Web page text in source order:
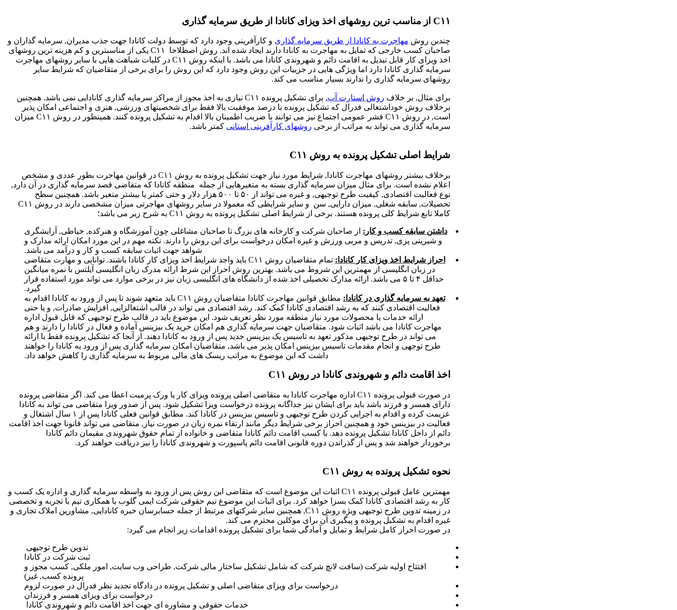
C۱۱ از مناسب ترین روشهای اخذ ویزای کانادا از طریق سرمایه گذاری
چندین روش مهاجرت به کانادا از طریق سرمایه گذاری و کارآفرینی وجود دارد که توسط دولت کانادا جهت جذب مدیران, سرمایه گذاران و
صاحبان کسب خارجی که تمایل به مهاجرت به کانادا دارند ایجاد شده اند. روش اصطلاحا C۱۱ یکی از مناسبترین و کم هزینه ترین روشهای
اخذ ویزای کار قابل تبدیل به اقامت دائم و شهروندی کانادا می باشد. با اینکه روش C۱۱ در کلیات شباهت هایی با سایر روشهای مهاجرت
سرمایه گذاری کانادا دارد اما ویژگی هایی در جزییات این روش وجود دارد که این روش را برای برخی از متقاضیان که شرایط سایر
روشهای سرمایه گذاری را ندارند بسیار مناسب می کند.
برای مثال, بر خلاف روش استارت آپ
, برای تشکیل پرونده C۱۱ نیازی به اخذ مجوز از مراکز سرمایه گذاری کانادایی نمی باشد. همچنین
برخلاف روش خوداشتغالی فدرال که تشکیل پرونده با درصد موفقیت بالا فقط برای شخصیتهای ورزشی, هنری و اجتماعی امکان پذیر
است, در روش C۱۱ قشر عمومی اجتماع نیز می توانند با ضریب اطمینان بالا اقدام به تشکیل پرونده کنند. همینطور در روش C۱۱ میزان
سرمایه گذاری می تواند به مراتب از برخی روشهای کارآفرینی استانی کمتر باشد.
شرایط اصلی تشکیل پرونده به روش C۱۱
برخلاف بیشتر روشهای مهاجرت کانادا, شرایط مورد نیاز جهت تشکیل پرونده به روش C۱۱ در قوانین مهاجرت بطور عددی و مشخص
اعلام نشده است. برای مثال میزان سرمایه گذاری بسته به متغیرهایی از جمله منطقه کانادا که متقاضی قصد سرمایه گذاری در آن دارد,
نوع فعالیت اقتصادی, کیفیت طرح توجیهی, و غیره می تواند از ۵۰ تا ۵۰۰ هزار دلار و حتی کمتر یا بیشتر متغیر باشد. همچنین سطح
تحصیلات, سابقه شغلی, میزان دارایی, سن و سایر شرایطی که معمولا در سایر روشهای مهاجرتی میزان مشخصی دارند در روش C۱۱
کاملا تابع شرایط کلی پرونده هستند. برخی از شرایط اصلی تشکیل پرونده به روش C۱۱ به شرح زیر می باشد؛
داشتن سابقه کسب و کار: از صاحبان شرکت و کارخانه های بزرگ تا صاحبان مشاغلی چون آموزشگاه و هنرکده, خیاطی, آرایشگری
و شیرینی پزی, تدریس و مربی ورزش و غیره امکان درخواست برای این روش را دارند. نکته مهم در این مورد امکان ارائه مدارک و
شواهد جهت اثبات سابقه کسب و کار و درآمد می باشد.
احراز شرایط اخذ ویزای کار کانادا:
تمام متقاضیان روش C۱۱ باید واجد شرایط اخذ ویزای کار کانادا باشند. توانایی و مهارت متقاضی
در زبان انگلیسی از مهمترین این شروط می باشد. بهترین روش احراز این شرط ارائه مدرک زبان انگلیسی آیلتس با نمره میانگین
حداقل ۴ تا ۵ می باشد. ارائه مدارک تحصیلی اخذ شده از دانشگاه های انگلیسی زبان نیز در برخی موارد می تواند مورد استفاده قرار
گیرد.
تعهد به سرمایه گذاری در کانادا:
مطابق قوانین مهاجرت کانادا متقاضیان روش C۱۱ باید متعهد شوند تا پس از ورود به کانادا اقدام به
فعالیت اقتصادی کنند که به رشد اقتصادی کانادا کمک کند. رشد اقتصادی می تواند در قالب اشتغالزایی, افزایش صادرات, و یا حتی
ارائه خدمات یا محصولات مورد نیاز منطقه مورد نظر تعریف شود. این موضوع باید در قالب طرح توجیهی که قابل قبول اداره
مهاجرت کانادا می باشد اثبات شود. متقاضیان جهت سرمایه گذاری هم امکان خرید یک بیزینس آماده و فعال در کانادا را دارند و هم
می تواند در طرح توجیهی مذکور تعهد به تاسیس یک بیزینس جدید پس از ورود به کانادا دهند. از آنجا که تشکیل پرونده فقط با ارائه
طرح توجهی و انجام مقدمات تاسیس بیزینس امکان پذیر می باشد, متقاضیان امکان سرمایه گذاری پس از ورود به کانادا را خواهند
داشت که این موضوع به مراتب ریسک های مالی مربوط به سرمایه گذاری را کاهش خواهد داد.
اخذ اقامت دائم و شهروندی کانادا در روش C۱۱
در صورت قبولی پرونده C۱۱ اداره مهاجرت کانادا به متقاضی اصلی پرونده ویزای کار یا ورک پرمیت اعطا می کند. اگر متقاضی پرونده
دارای همسر و فرزند باشد باید برای ایشان نیز جداگانه پرونده درخواست ویزا تشکیل شود. پس از صدور ویزا متقاضی می تواند به کانادا
عزیمت کرده و اقدام به اجرایی کردن طرح توجیهی و تاسیس بیزینس در کانادا کند. مطابق قوانین فعلی کانادا پس از ۱ سال اشتغال و
فعالیت در بیزینس خود و همچنین احراز برخی شرایط دیگر مانند ارتقاء نمره زبان در صورت نیاز, متقاضی می تواند قانونا جهت اخذ اقامت
دائم از داخل کانادا تشکیل پرونده دهد. با کسب اقامت دائم کانادا متقاضی و خانواده از تمام حقوق شهروندی مقیمان دائم کانادا
برخوردار خواهند شد و پس از گذراندن دوره قانونی اقامت دائم پاسپورت و شهروندی کانادا را نیز دریافت خواهند کرد.
نحوه تشکیل پرونده به روش C۱۱
مهمترین عامل قبولی پرونده C۱۱ اثبات این موضوع است که متقاضی این روش پس از ورود به واسطه سرمایه گذاری و اداره یک کسب و
کار به رشد اقتصادی کانادا کمک بسزا خواهد کرد. برای اثبات این موضوع تیم حقوقی شرکت ایمی گلوب با همکاری تیم با تجربه و تخصصی
در زمینه تدوین طرح توجیهی ویژه روش C۱۱, همچنین سایر شرکتهای مرتبط از جمله حسابرسان خبره کانادایی, مشاورین املاک تجاری و
غیره اقدام به تشکیل پرونده و پیگیری آن برای موکلین محترم می کند.
در صورت احراز کامل شرایط و تمایل و آمادگی شما برای تشکیل پرونده اقدامات زیر انجام می گیرد:
تدوین طرح توجیهی
ثبت شرکت در کانادا
افتتاح اولیه شرکت (سافت لانچ شرکت که شامل تشکیل ساختار مالی شرکت, طراحی وب سایت, امور ملکی, کسب مجوز و
پرونده کسب, غیر)
درخواست برای ویزای متقاضی اصلی و تشکیل پرونده در دادگاه تجدید نظر فدرال در صورت لزوم
درخواست برای ویزای همسر و فرزندان
خدمات حقوقی و مشاوره ای جهت اخذ اقامت دائم و شهروندی کانادا